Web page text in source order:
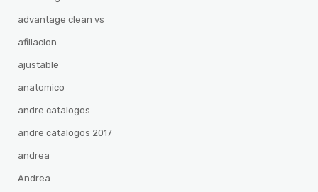
advantage clean vs
afiliacion
ajustable
anatomico
andre catalogos
andre catalogos 2017
andrea
Andrea